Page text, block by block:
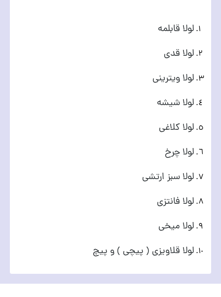
لولا قابلمه
لولا قدی
لولا ویترینی
لولا شیشه
لولا کلاغی
لولا چرخ
لولا سبز ارتشی
لولا فانتزی
لولا میخی
لولا قلاویزی ( پیچی ) و پیچ